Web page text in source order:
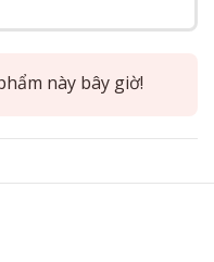
này bây giờ!